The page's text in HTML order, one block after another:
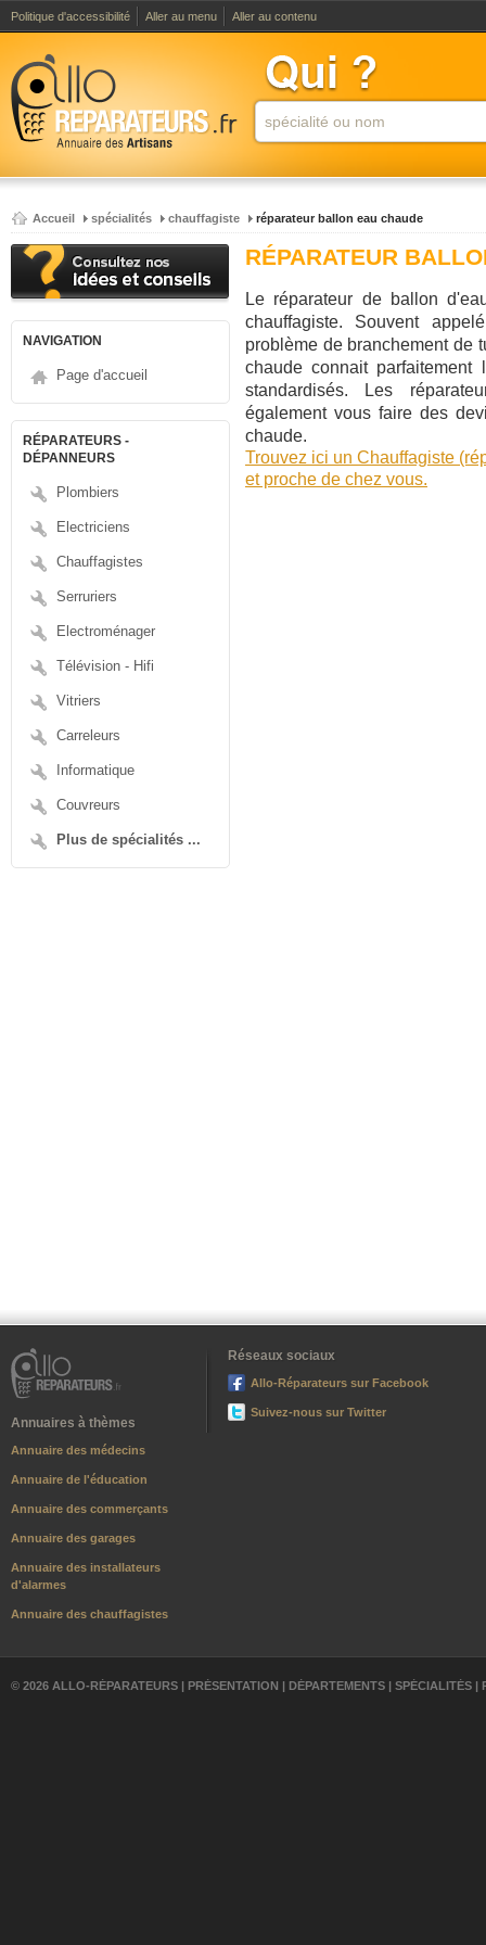
Politique d'accessibilité Aller au menu Aller au contenu
Accueil spécialités chauffagiste réparateur ballon eau chaude
NAVIGATION
Page d'accueil
RÉPARATEURS -
DÉPANNEURS
Plombiers
Electriciens
Chauffagistes
Serruriers
Electroménager
Télévision - Hifi
Vitriers
Carreleurs
Informatique
Couvreurs
Plus de spécialités ...
RÉPARATEUR
Le réparateur de ballon
chauffagiste. Souvent
problème de branchement de
chaude connait
standardisés. Les
également vous faire des
chaude.
Trouvez ici un Chauffagiste
et proche de chez vous.
Annuaires à thèmes
Annuaire des médecins
Annuaire de l'éducation
Annuaire des commerçants
Annuaire des garages
Annuaire des installateurs
d'alarmes
Annuaire des chauffagistes
Réseaux sociaux
Allo-Réparateurs sur Facebook
Suivez-nous sur Twitter
© 2026 ALLO-RÉPARATEURS | PRÉSENTATION | DÉPARTEMENTS | SPÉCIALITÉS |